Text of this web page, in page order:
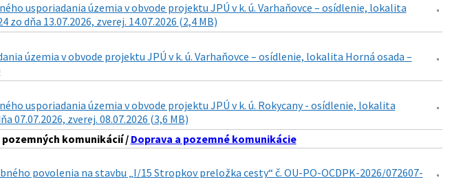
usporiadania územia v obvode projektu JPÚ v k. ú. Varhaňovce – osídlenie, lokalita
dňa 13.07.2026, zverej. 14.07.2026 (2,4 MB)
územia v obvode projektu JPÚ v k. ú. Varhaňovce – osídlenie, lokalita Horná osada –
usporiadania územia v obvode projektu JPÚ v k. ú. Rokycany - osídlenie, lokalita
07.07.2026, zverej. 08.07.2026 (3,6 MB)
komunikácií /Doprava a pozemné komunikácie
povolenia na stavbu „I/15 Stropkov preložka cesty“ č. OU-PO-OCDPK-2026/072607-